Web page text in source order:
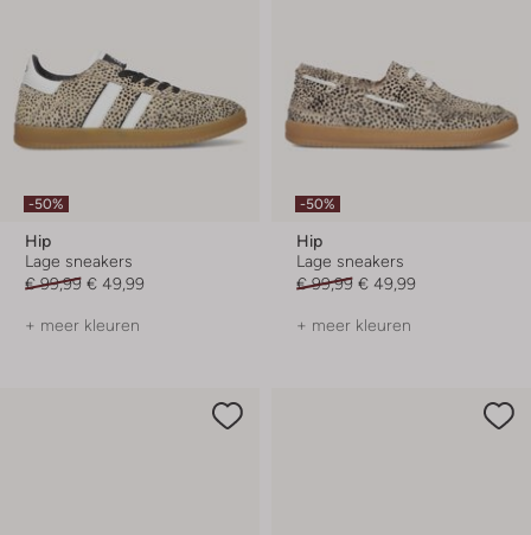
-50%
Hip
Lage sneakers
€ 99,99 € 49,99
+ meer kleuren
-50%
Hip
Lage sneakers
€ 99,99 € 49,99
+ meer kleuren